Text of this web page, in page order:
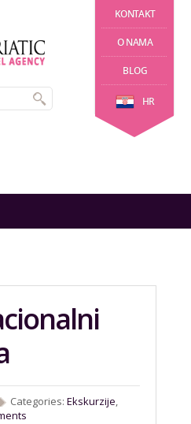
KONTAKT
O NAMA
BLOG
HR
Categories: Ekskurzije,